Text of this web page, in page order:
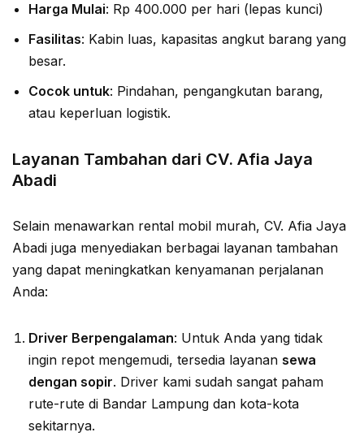
Harga Mulai: Rp 400.000 per hari (lepas kunci)
Fasilitas: Kabin luas, kapasitas angkut barang yang
besar.
Cocok untuk: Pindahan, pengangkutan barang,
atau keperluan logistik.
Layanan Tambahan dari CV. Afia Jaya
Abadi
Selain menawarkan rental mobil murah, CV. Afia Jaya
Abadi juga menyediakan berbagai layanan tambahan
yang dapat meningkatkan kenyamanan perjalanan
Anda:
Driver Berpengalaman: Untuk Anda yang tidak
ingin repot mengemudi, tersedia layanan sewa
dengan sopir. Driver kami sudah sangat paham
rute-rute di Bandar Lampung dan kota-kota
sekitarnya.